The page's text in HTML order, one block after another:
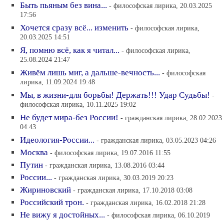
Быть пьяным без вина... - философская лирика, 20.03.2025
17:56
Хочется сразу всё... изменить - философская лирика,
20.03.2025 14:51
Я, помню всё, как я читал... - философская лирика,
25.08.2024 21:47
Живём лишь миг, а дальше-вечность... - философская
лирика, 11.09.2024 19:48
Мы, в жизни-для борьбы! Держать!!! Удар Судьбы! -
философская лирика, 10.11.2025 19:02
Не будет мира-без России! - гражданская лирика, 28.02.2023
04:43
Идеология-России... - гражданская лирика, 03.05.2023 04:26
Москва - философская лирика, 19.07.2016 11:55
Путин - гражданская лирика, 13.08.2016 03:44
России... - гражданская лирика, 30.03.2019 20:23
Жириновский - гражданская лирика, 17.10.2018 03:08
Российский трон. - гражданская лирика, 16.02.2018 21:28
Не вижу я достойных... - философская лирика, 06.10.2019